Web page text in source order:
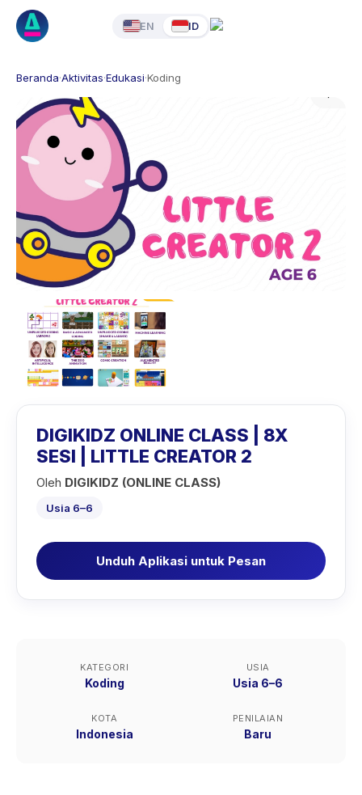
EN ID
Beranda·Aktivitas·Edukasi·Koding
DIGIKIDZ ONLINE CLASS | 8X
SESI | LITTLE CREATOR 2
Oleh DIGIKIDZ (ONLINE CLASS)
Usia 6–6
Unduh Aplikasi untuk Pesan
KATEGORI
Koding
USIA
Usia 6–6
KOTA
Indonesia
PENILAIAN
Baru